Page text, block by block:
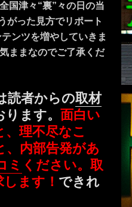
国津々“裏”々の日の当
がった見方でリポート
ンツを増やしていきま
ままなのでご了承くだ
読者からの取材
ります。面白い
理不尽なこ
、内部告発があ
ミ ください。取
ます！ できれ